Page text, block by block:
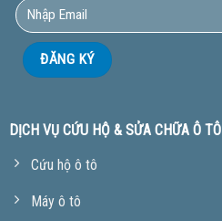
DỊCH VỤ CỨU HỘ & SỬA CHỮA Ô TÔ
Cứu hộ ô tô
Máy ô tô